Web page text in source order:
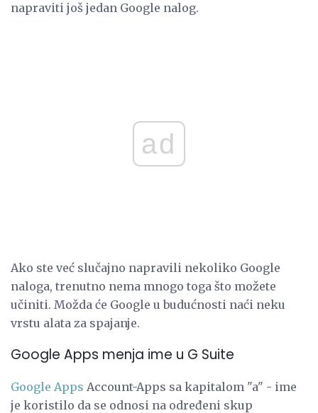
napraviti još jedan Google nalog.
ad
Ako ste već slučajno napravili nekoliko Google
naloga, trenutno nema mnogo toga što možete
učiniti. Možda će Google u budućnosti naći neku
vrstu alata za spajanje.
Google Apps menja ime u G Suite
Google Apps Account-Apps sa kapitalom "a" - ime
je koristilo da se odnosi na određeni skup